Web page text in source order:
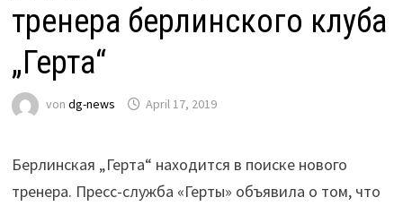
тренера берлинского клуба
„Герта“
von dg-news April 17, 2019
Берлинская „Герта“ находится в поиске нового
тренера. Пресс-служба «Герты» объявила о том, что